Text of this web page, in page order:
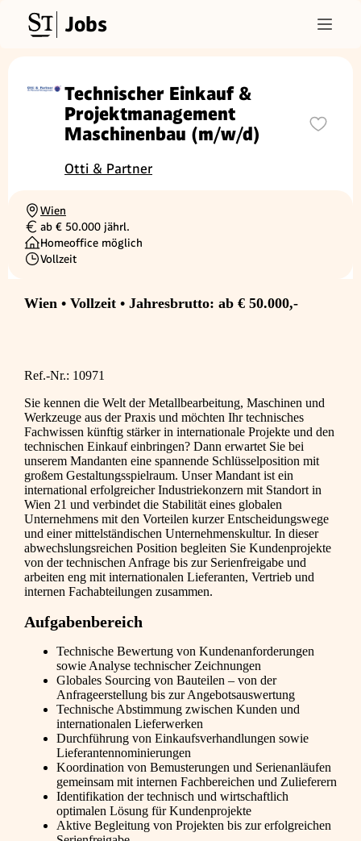
Jobs
Technischer Einkauf &
Projektmanagement
Maschinenbau (m/w/d)
Otti & Partner
Ortschaft
Wien
Gehalt
ab € 50.000 jährl.
Homeoffice möglich
Beschäftigungsart
Vollzeit
Wien • Vollzeit • Jahresbrutto: ab € 50.000,-
Ref.-Nr.: 10971
Sie kennen die Welt der Metallbearbeitung, Maschinen und
Werkzeuge aus der Praxis und möchten Ihr technisches
Fachwissen künftig stärker in internationale Projekte und den
technischen Einkauf einbringen? Dann erwartet Sie bei
unserem Mandanten eine spannende Schlüsselposition mit
großem Gestaltungsspielraum. Unser Mandant ist ein
international erfolgreicher Industriekonzern mit Standort in
Wien 21 und verbindet die Stabilität eines globalen
Unternehmens mit den Vorteilen kurzer Entscheidungswege
und einer mittelständischen Unternehmenskultur. In dieser
abwechslungsreichen Position begleiten Sie Kundenprojekte
von der technischen Anfrage bis zur Serienfreigabe und
arbeiten eng mit internationalen Lieferanten, Vertrieb und
internen Fachabteilungen zusammen.
Aufgabenbereich
Technische Bewertung von Kundenanforderungen
sowie Analyse technischer Zeichnungen
Globales Sourcing von Bauteilen – von der
Anfrageerstellung bis zur Angebotsauswertung
Technische Abstimmung zwischen Kunden und
internationalen Lieferwerken
Durchführung von Einkaufsverhandlungen sowie
Lieferantennominierungen
Koordination von Bemusterungen und Serienanläufen
gemeinsam mit internen Fachbereichen und Zulieferern
Identifikation der technisch und wirtschaftlich
optimalen Lösung für Kundenprojekte
Aktive Begleitung von Projekten bis zur erfolgreichen